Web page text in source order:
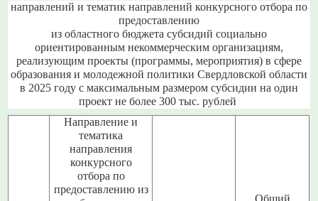
направлений и тематик направлений конкурсного отбора по
предоставлению
из областного бюджета субсидий социально
ориентированным некоммерческим организациям,
реализующим проекты (программы, мероприятия) в сфере
образования и молодежной политики Свердловской области
в 2025 году с максимальным размером субсидии на один
проект не более 300 тыс. рублей
Направление и
тематика
направления
конкурсного
отбора по
предоставлению из